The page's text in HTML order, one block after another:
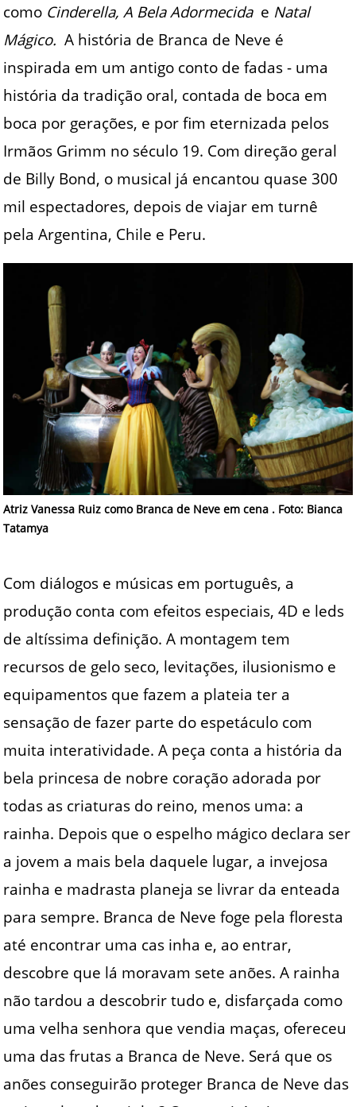
como Cinderella, A Bela Adormecida e Natal
Mágico. A história de Branca de Neve é
inspirada em um antigo conto de fadas - uma
história da tradição oral, contada de boca em
boca por gerações, e por fim eternizada pelos
Irmãos Grimm no século 19. Com direção geral
de Billy Bond, o musical já encantou quase 300
mil espectadores, depois de viajar em turnê
pela Argentina, Chile e Peru.
Atriz Vanessa Ruiz como Branca de Neve em cena . Foto: Bianca
Tatamya
Com diálogos e músicas em português, a
produção conta com efeitos especiais, 4D e leds
de altíssima definição. A montagem tem
recursos de gelo seco, levitações, ilusionismo e
equipamentos que fazem a plateia ter a
sensação de fazer parte do espetáculo com
muita interatividade. A peça conta a história da
bela princesa de nobre coração adorada por
todas as criaturas do reino, menos uma: a
rainha. Depois que o espelho mágico declara ser
a jovem a mais bela daquele lugar, a invejosa
rainha e madrasta planeja se livrar da enteada
para sempre. Branca de Neve foge pela floresta
até encontrar uma cas inha e, ao entrar,
descobre que lá moravam sete anões. A rainha
não tardou a descobrir tudo e, disfarçada como
uma velha senhora que vendia maças, ofereceu
uma das frutas a Branca de Neve. Será que os
anões conseguirão proteger Branca de Neve das